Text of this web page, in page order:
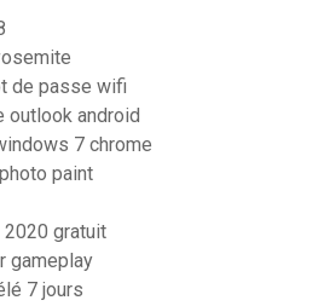
de passe wifi
outlook android
7 chrome
paint
2020 gratuit
gameplay
7 jours